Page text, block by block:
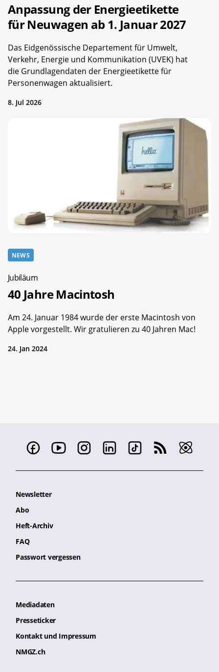
Anpassung der Energieetikette
für Neuwagen ab 1. Januar 2027
Das Eidgenössische Departement für Umwelt,
Verkehr, Energie und Kommunikation (UVEK) hat
die Grundlagendaten der Energieetikette für
Personenwagen aktualisiert.
8. Jul 2026
NEWS
Jubiläum
40 Jahre Macintosh
Am 24. Januar 1984 wurde der erste Macintosh von
Apple vorgestellt. Wir gratulieren zu 40 Jahren Mac!
24. Jan 2024
Newsletter
Abo
Heft-Archiv
FAQ
Passwort vergessen
Mediadaten
Presseticker
Kontakt und Impressum
NMGZ.ch